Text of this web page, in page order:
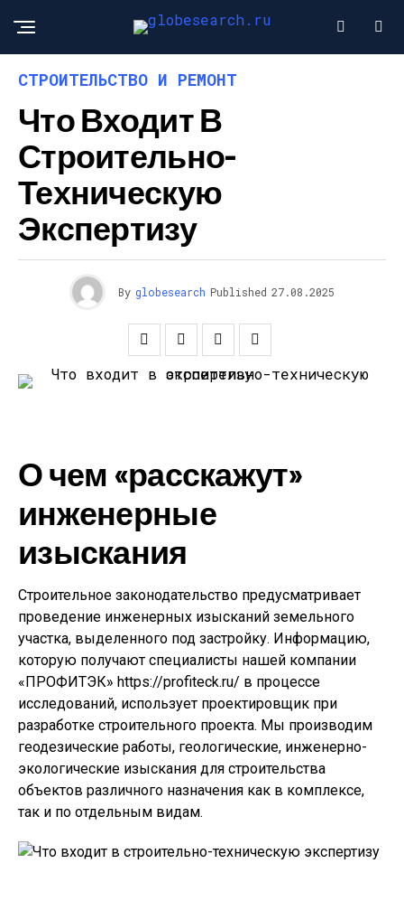
СТРОИТЕЛЬСТВО И РЕМОНТ
Что Входит В
Строительно-
Техническую
Экспертизу
By globesearch Published 27.08.2025
О чем «расскажут»
инженерные
изыскания
Строительное законодательство предусматривает
проведение инженерных изысканий земельного
участка, выделенного под застройку. Информацию,
которую получают специалисты нашей компании
«ПРОФИТЭК» https://profiteck.ru/ в процессе
исследований, использует проектировщик при
разработке строительного проекта. Мы производим
геодезические работы, геологические, инженерно-
экологические изыскания для строительства
объектов различного назначения как в комплексе,
так и по отдельным видам.